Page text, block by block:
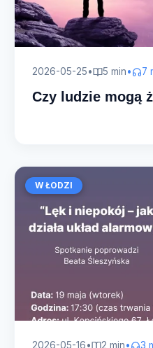
2026-05-25• 5 min• 7
Czy ludzie mogą
W ŁODZI
2026-05-16• 2 min• 3